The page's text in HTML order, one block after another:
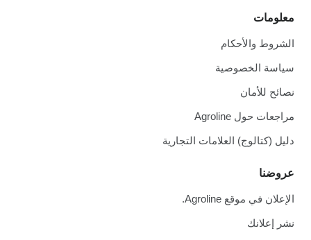
معلومات
الشروط والأحكام
سياسة الخصوصية
نصائح للأمان
مراجعات حول Agroline
دليل (كتالوج) العلامات التجارية
عروضنا
الإعلان في موقع Agroline.
نشر إعلانك